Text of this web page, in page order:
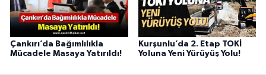
Çankırı’da Bağımlılıkla
Mücadele Masaya Yatırıldı!
Kurşunlu’da 2. Etap TOKİ
Yoluna Yeni Yürüyüş Yolu!